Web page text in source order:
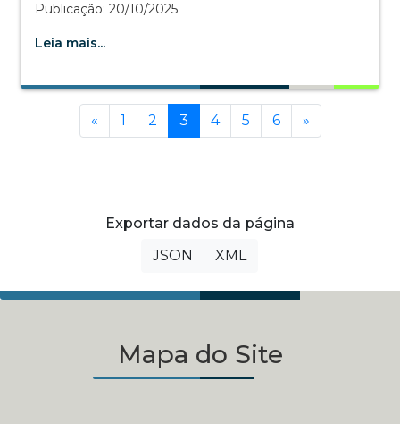
Publicação: 20/10/2025
Leia mais...
«Anterior
1 2 3(current)
4 5 6 »Próxima
Exportar dados da página
JSON
XML
Mapa do Site